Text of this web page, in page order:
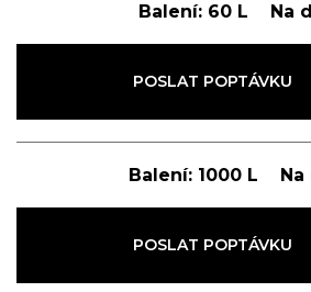
Balení:60 L Na
POSLAT POPTÁVKU
Balení:1000 L
POSLAT POPTÁVKU